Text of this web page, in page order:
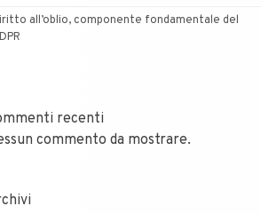
all’oblio, componente fondamentale del
recenti
commento da mostrare.